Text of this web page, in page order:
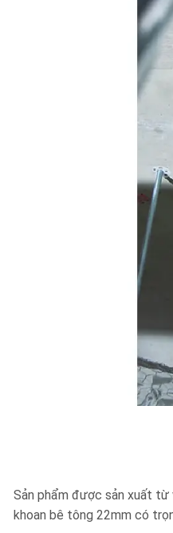
Sản phẩm được sản xuất từ
khoan bê tông 22mm có